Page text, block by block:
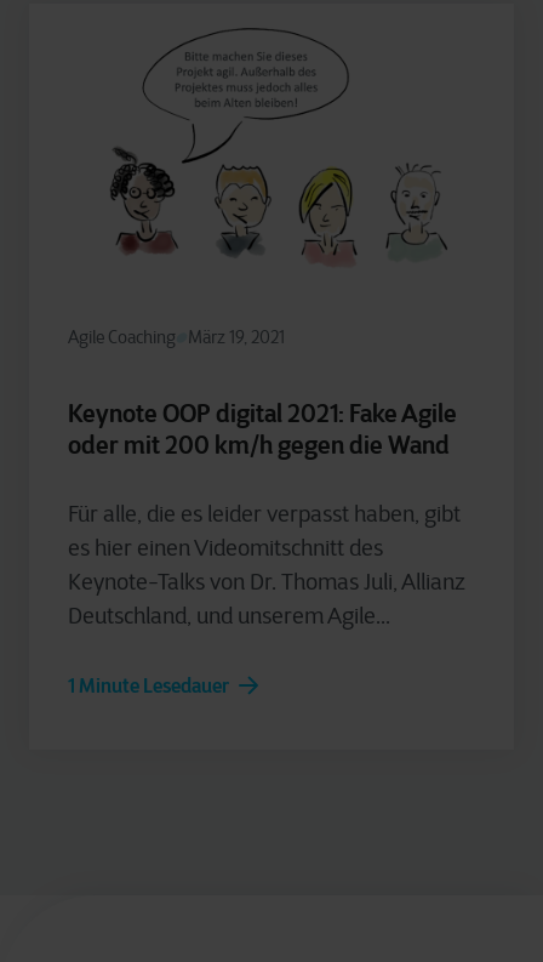
Agile Coaching März 19, 2021
Keynote OOP digital 2021: Fake Agile
oder mit 200 km/h gegen die Wand
Für alle, die es leider verpasst haben, gibt
es hier einen Videomitschnitt des
Keynote-Talks von Dr. Thomas Juli, Allianz
Deutschland, und unserem Agile...
1 Minute Lesedauer